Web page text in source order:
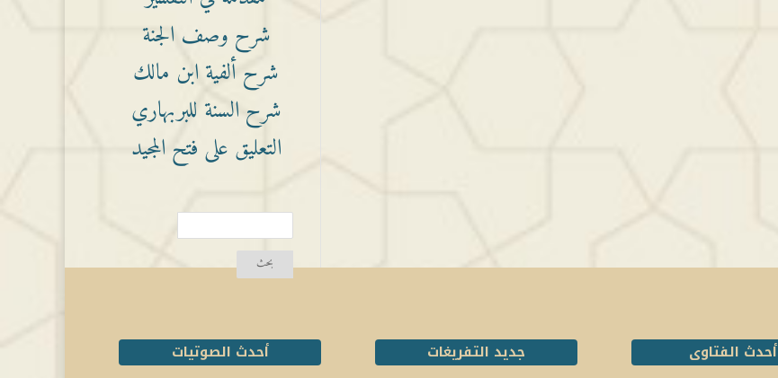
شرح وصف الجنة
شرح ألفية ابن مالك
شرح السنة للبربهاري
التعليق على فتح المجيد
أحدث الفتاوى جديد التفريغات أحدث الصوتيات